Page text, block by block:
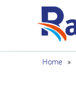
Home »